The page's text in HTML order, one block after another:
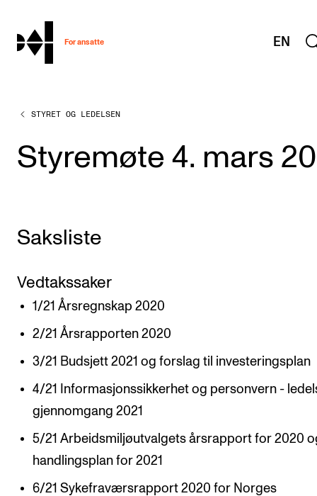
hjem
For ansatte EN
MITT ARBEIDSFORHOLD
Arbeidstid og lønn
Reiser og utveksling
Helse, miljø og sikkerhet
Refusjon av utlegg
STYRET OG LEDELSEN
Styremøte 4. mars
Saksliste
Vedtakssaker
1/21 Årsregnskap 2020
2/21 Årsrapporten 2020
3/21 Budsjett 2021 og forslag til investeringsplan
4/21 Informasjonssikkerhet og personvern -
gjennomgang 2021
5/21 Arbeidsmiljøutvalgets årsrapport for 2020
handlingsplan for 2021
6/21 Sykefraværsrapport 2020 for Norges